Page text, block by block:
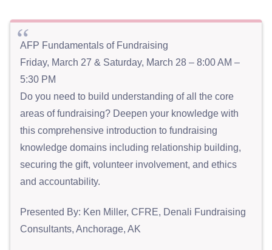
AFP Fundamentals of Fundraising
Friday, March 27 & Saturday, March 28 – 8:00 AM –
5:30 PM
Do you need to build understanding of all the core
areas of fundraising? Deepen your knowledge with
this comprehensive introduction to fundraising
knowledge domains including relationship building,
securing the gift, volunteer involvement, and ethics
and accountability.
Presented By: Ken Miller, CFRE, Denali Fundraising
Consultants, Anchorage, AK